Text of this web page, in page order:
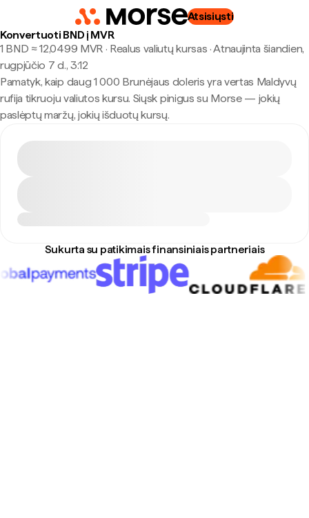
Atsisiųsti
Konvertuoti BND į MVR
1 BND ≈ 12,0499 MVR · Realus valiutų kursas ·Atnaujinta šiandien,
rugpjūčio 7 d., 3:12
Pamatyk, kaip daug 1 000 Brunėjaus doleris yra vertas Maldyvų
rufija tikruoju valiutos kursu. Siųsk pinigus su Morse — jokių
paslėptų maržų, jokių išduotų kursų.
Sukurta su patikimais finansiniais partneriais